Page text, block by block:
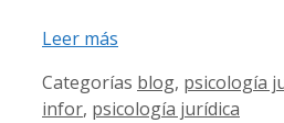
Leer más
Categorías blog, psicología
infor, psicología jurídica